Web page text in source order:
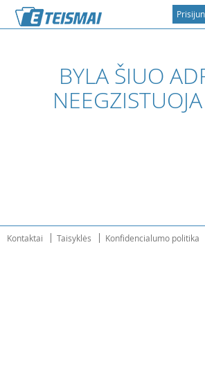
BYLA ŠIUO
Kontaktai Taisyklės Konfidencialumo politika